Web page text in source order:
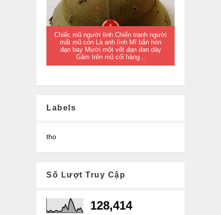
Chiếc mũ người lính Chiến tranh người
mất mũ còn Là anh lính Mĩ bắn hòn
đạn bay Mười một vết đạn đan dày
Găm trên mũ cối hàng...
Labels
tho
Số Lượt Truy Cập
128,414